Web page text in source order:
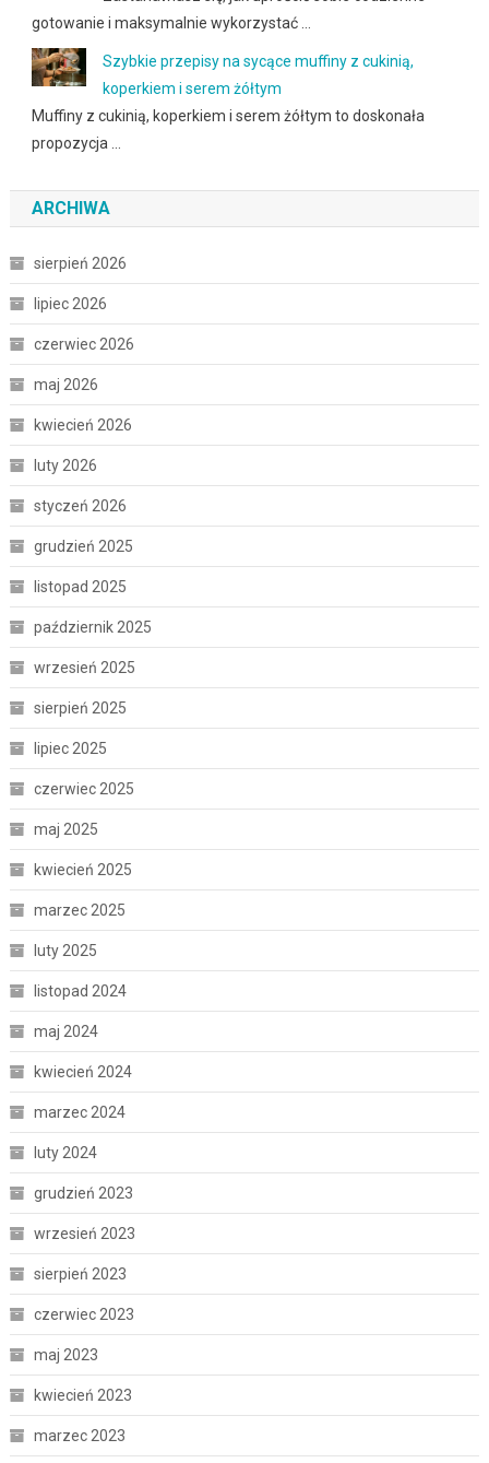
gotowanie i maksymalnie wykorzystać …
Szybkie przepisy na sycące muffiny z cukinią,
koperkiem i serem żółtym
Muffiny z cukinią, koperkiem i serem żółtym to doskonała
propozycja …
ARCHIWA
sierpień 2026
lipiec 2026
czerwiec 2026
maj 2026
kwiecień 2026
luty 2026
styczeń 2026
grudzień 2025
listopad 2025
październik 2025
wrzesień 2025
sierpień 2025
lipiec 2025
czerwiec 2025
maj 2025
kwiecień 2025
marzec 2025
luty 2025
listopad 2024
maj 2024
kwiecień 2024
marzec 2024
luty 2024
grudzień 2023
wrzesień 2023
sierpień 2023
czerwiec 2023
maj 2023
kwiecień 2023
marzec 2023